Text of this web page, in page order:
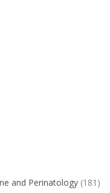
and Perinatology (181)